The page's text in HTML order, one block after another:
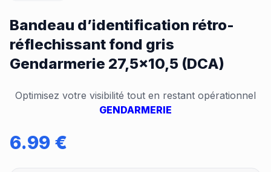
Bandeau d’identification rétro-
réflechissant fond gris
Gendarmerie 27,5x10,5 (DCA)
Optimisez votre visibilité tout en restant opérationnel
GENDARMERIE
6.99 €